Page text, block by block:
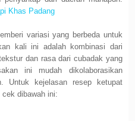
Khas Padang
variasi yang berbeda untuk
kali ini adalah kombinasi dari
dan rasa dari cubadak yang
ini mudah dikolaborasikan
Untuk kejelasan resep ketupat
dibawah ini: